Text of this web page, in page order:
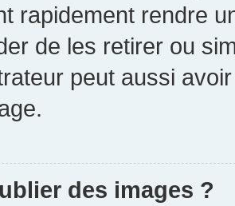
rapidement rendre
de les retirer ou
peut aussi
des images ?